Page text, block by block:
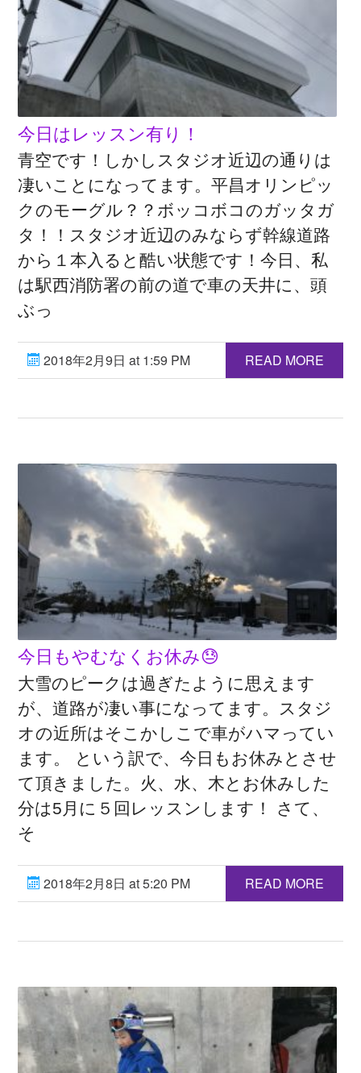
今日はレッスン有り！
青空です！しかしスタジオ近辺の通りは
凄いことになってます。平昌オリンピッ
クのモーグル？？ボッコボコのガッタガ
タ！！スタジオ近辺のみならず幹線道路
から１本入ると酷い状態です！今日、私
は駅西消防署の前の道で車の天井に、頭
ぶっ
2018年2月9日 at 1:59 PM READ MORE
今日もやむなくお休み😓
大雪のピークは過ぎたように思えます
が、道路が凄い事になってます。スタジ
オの近所はそこかしこで車がハマってい
ます。 という訳で、今日もお休みとさせ
て頂きました。火、水、木とお休みした
分は5月に５回レッスンします！ さて、
そ
2018年2月8日 at 5:20 PM READ MORE